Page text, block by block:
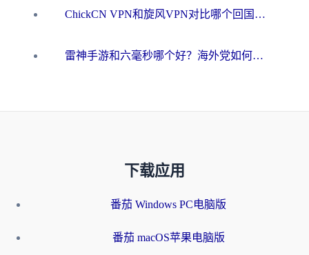
ChickCN VPN和旋风VPN对比哪个回国效果更好？海外用户的选择困境与出路
雷神手游和六毫秒哪个好？海外党如何真正解锁国内资源
下载应用
番茄 Windows PC电脑版
番茄 macOS苹果电脑版